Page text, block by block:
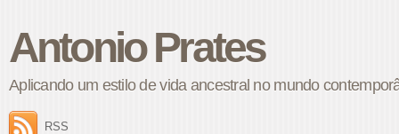
Antonio Prates
Aplicando um estilo de vida ancestral no mundo
RSS